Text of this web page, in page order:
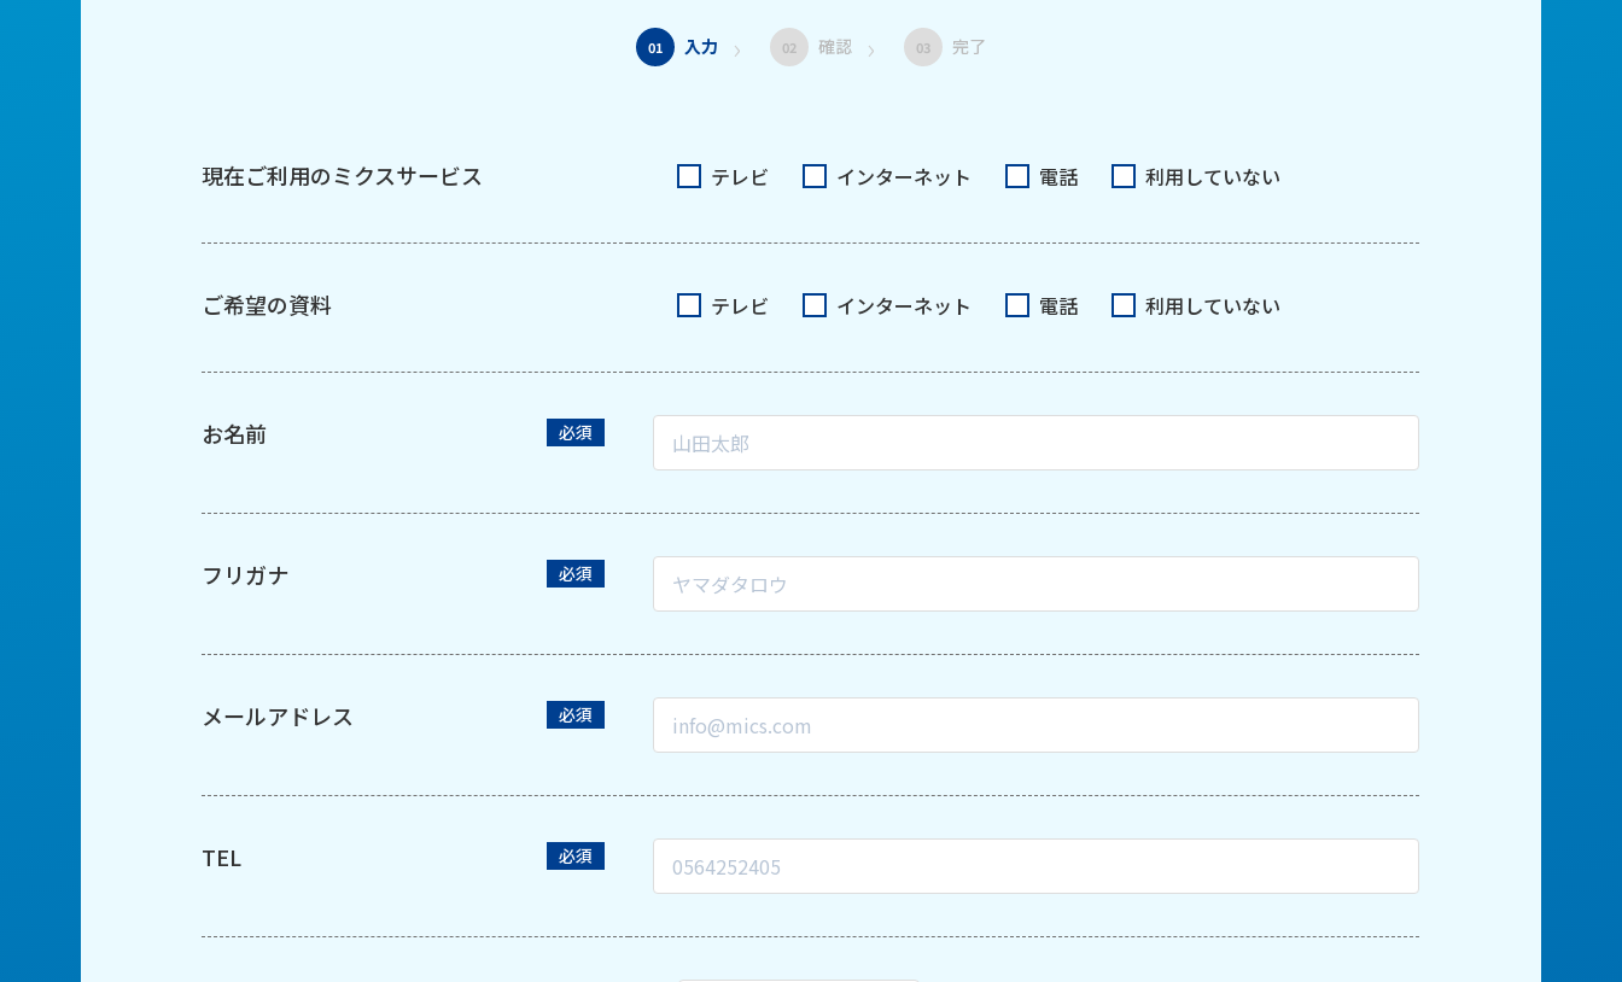
01 入力 02 確認 03 完了
現在ご利用のミクスサービス テレビ インターネット 電話 利用していない
ご希望の資料 テレビ インターネット 電話 利用していない
お名前
フリガナ
メールアドレス
TEL